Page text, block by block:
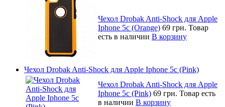
Чехол Drobak Anti-Shock для Apple
Iphone 5c (Orange) 69 грн. Товар
есть в наличии В корзину
Чехол Drobak Anti-Shock для Apple Iphone 5c (Pink)
Чехол Drobak Anti-Shock для Apple
Iphone 5c (Pink) 69 грн. Товар есть
в наличии В корзину